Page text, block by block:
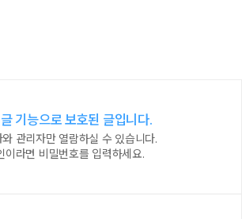
기능으로 보호된 글입니다.
관리자만 열람하실 수 있습니다.
이라면 비밀번호를 입력하세요.